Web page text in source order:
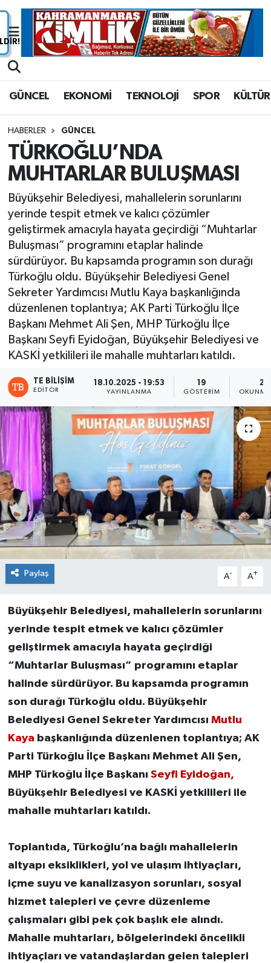
GÜNCEL EKONOMİ TEKNOLOJİ SPOR KÜLTÜR
HABERLER GÜNCEL
TÜRKOĞLU’NDA
MUHTARLAR BULUŞMASI
Büyükşehir Belediyesi, mahallelerin sorunlarını
yerinde tespit etmek ve kalıcı çözümler
geliştirmek amacıyla hayata geçirdiği “Muhtarlar
Buluşması” programını etaplar halinde
sürdürüyor. Bu kapsamda programın son durağı
Türkoğlu oldu. Büyükşehir Belediyesi Genel
Sekreter Yardımcısı Mutlu Kaya başkanlığında
düzenlenen toplantıya; AK Parti Türkoğlu İlçe
Başkanı Mehmet Ali Şen, MHP Türkoğlu İlçe
Başkanı Seyfi Eyidoğan, Büyükşehir Belediyesi ve
KASKİ yetkilileri ile mahalle muhtarları katıldı.
TE BILIŞIM
EDITÖR
18.10.2025 - 19:53
YAYINLANMA
19
GÖSTERIM
2
Paylaş A- A+
Büyükşehir Belediyesi, mahallelerin sorunlarını
yerinde tespit etmek ve kalıcı çözümler
geliştirmek amacıyla hayata geçirdiği
“Muhtarlar Buluşması” programını etaplar
halinde sürdürüyor. Bu kapsamda programın
son durağı Türkoğlu oldu. Büyükşehir
Belediyesi Genel Sekreter Yardımcısı Mutlu
Kaya başkanlığında düzenlenen toplantıya; AK
Parti Türkoğlu İlçe Başkanı Mehmet Ali Şen,
MHP Türkoğlu İlçe Başkanı Seyfi Eyidoğan,
Büyükşehir Belediyesi ve KASKİ yetkilileri ile
mahalle muhtarları katıldı.
Toplantıda, Türkoğlu’na bağlı mahallelerin
altyapı eksiklikleri, yol ve ulaşım ihtiyaçları,
içme suyu ve kanalizasyon sorunları, sosyal
hizmet talepleri ve çevre düzenleme
çalışmaları gibi pek çok başlık ele alındı.
Mahalle muhtarları, bölgelerindeki öncelikli
ihtiyaçları ve vatandaşlardan gelen talepleri
Nöbetçi Eczaneler
Trafik Durumu
Süper Lig Puan Durumu ve Fikstür
Tüm Manşetler
Son Dakika Haberleri
Haber Arşivi